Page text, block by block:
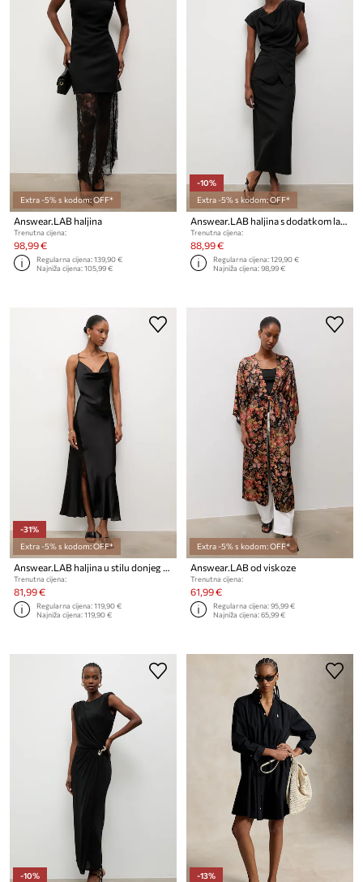
Extra -5% s kodom: OFF*
Answear.LAB haljina
Trenutna cijena:
98,99 €
Regularna cijena:139,90 €
Najniža cijena:105,99 €
-10%
Extra -5% s kodom: OFF*
Trenutna cijena:
88,99 €
Regularna cijena:129,90 €
Najniža cijena:98,99 €
-31%
Extra -5% s kodom: OFF*
Answear.LAB haljina u stilu donjeg rublja
Trenutna cijena:
81,99 €
Regularna cijena:119,90 €
Najniža cijena:119,90 €
Extra -5% s kodom: OFF*
Answear.LAB od viskoze
Trenutna cijena:
61,99 €
Regularna cijena:95,99 €
Najniža cijena:65,99 €
-10%
-13%